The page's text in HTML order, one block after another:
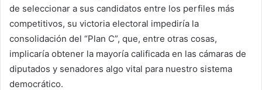
de seleccionar a sus candidatos entre los perfiles más
competitivos, su victoria electoral impediría la
consolidación del “Plan C”, que, entre otras cosas,
implicaría obtener la mayoría calificada en las cámaras de
diputados y senadores algo vital para nuestro sistema
democrático.